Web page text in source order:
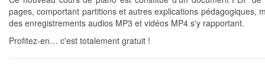
pages, comportant partitions et autres explications pédagogiques,
des enregistrements audios MP3 et vidéos MP4 s'y rapportant.
Profitez-en… c'est totalement gratuit !